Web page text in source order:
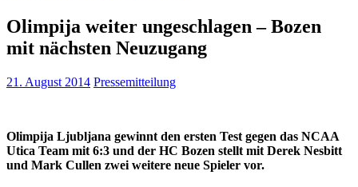
Olimpija weiter ungeschlagen – Bozen
mit nächsten Neuzugang
21. August 2014 Pressemitteilung
Olimpija Ljubljana gewinnt den ersten Test gegen das NCAA
Utica Team mit 6:3 und der HC Bozen stellt mit Derek Nesbitt
und Mark Cullen zwei weitere neue Spieler vor.